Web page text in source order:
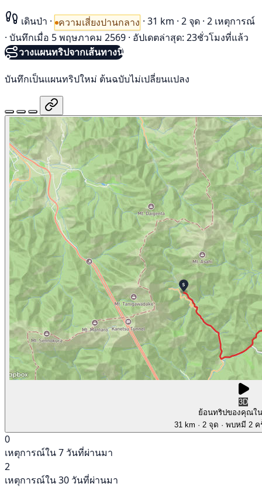
เดินป่า · ความเสี่ยงปานกลาง · 31 km · 2 จุด · 2 เหตุการณ์
· บันทึกเมื่อ 5 พฤษภาคม 2569 · อัปเดตล่าสุด: 23ชั่วโมงที่แล้ว
วางแผนทริปจากเส้นทางนี้
บันทึกเป็นแผนทริปใหม่ ต้นฉบับไม่เปลี่ยนแปลง
3D
ย้อนทริปของคุณใ
31 km · 2 จุด · พบหมี 2
0
เหตุการณ์ใน 7 วันที่ผ่านมา
2
เหตุการณ์ใน 30 วันที่ผ่านมา